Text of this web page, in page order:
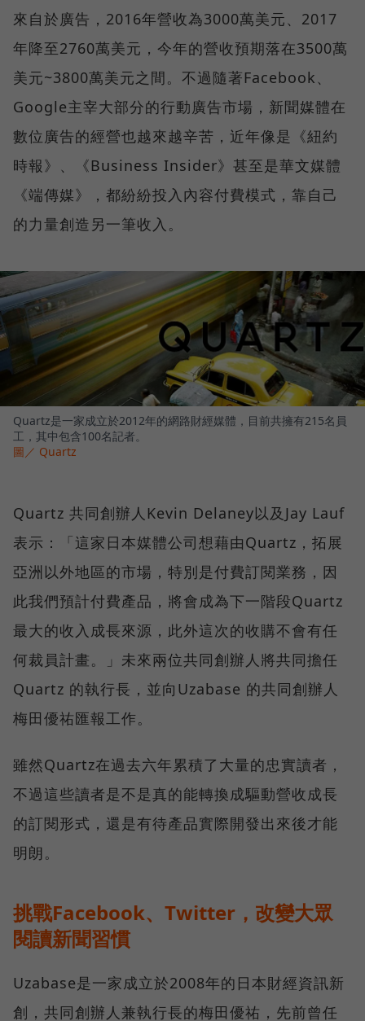
來自於廣告，2016年營收為3000萬美元、2017
年降至2760萬美元，今年的營收預期落在3500萬
美元~3800萬美元之間。不過隨著Facebook、
Google主宰大部分的行動廣告市場，新聞媒體在
數位廣告的經營也越來越辛苦，近年像是《紐約
時報》、《Business Insider》甚至是華文媒體
《端傳媒》，都紛紛投入內容付費模式，靠自己
的力量創造另一筆收入。
Quartz是一家成立於2012年的網路財經媒體，目前共擁有215名員
工，其中包含100名記者。
圖／ Quartz
Quartz 共同創辦人Kevin Delaney以及Jay Lauf
表示：「這家日本媒體公司想藉由Quartz，拓展
亞洲以外地區的市場，特別是付費訂閱業務，因
此我們預計付費產品，將會成為下一階段Quartz
最大的收入成長來源，此外這次的收購不會有任
何裁員計畫。」未來兩位共同創辦人將共同擔任
Quartz 的執行長，並向Uzabase 的共同創辦人
梅田優祐匯報工作。
雖然Quartz在過去六年累積了大量的忠實讀者，
不過這些讀者是不是真的能轉換成驅動營收成長
的訂閱形式，還是有待產品實際開發出來後才能
明朗。
挑戰Facebook、Twitter，改變大眾
閱讀新聞習慣
Uzabase是一家成立於2008年的日本財經資訊新
創，共同創辦人兼執行長的梅田優祐，先前曾任